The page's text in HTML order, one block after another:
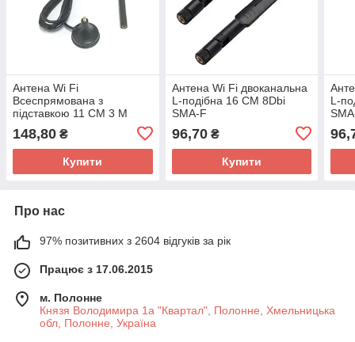
Антена Wi Fi
Всеспрямована з
підставкою 11 СМ 3 М
148,80 ₴
Купити
Антена Wi Fi двоканальна
L-подібна 16 СМ 8Dbi
SMA-F
96,70₴
Купити
L-
Про нас
97% позитивних з 2604 відгуків за рік
Працює з 17.06.2015
м. Полонне
Князя Володимира 1а "Квартал", Полонне, Хмельницька
обл, Полонне, Україна